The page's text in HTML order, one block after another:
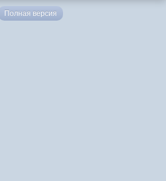
Полная версия